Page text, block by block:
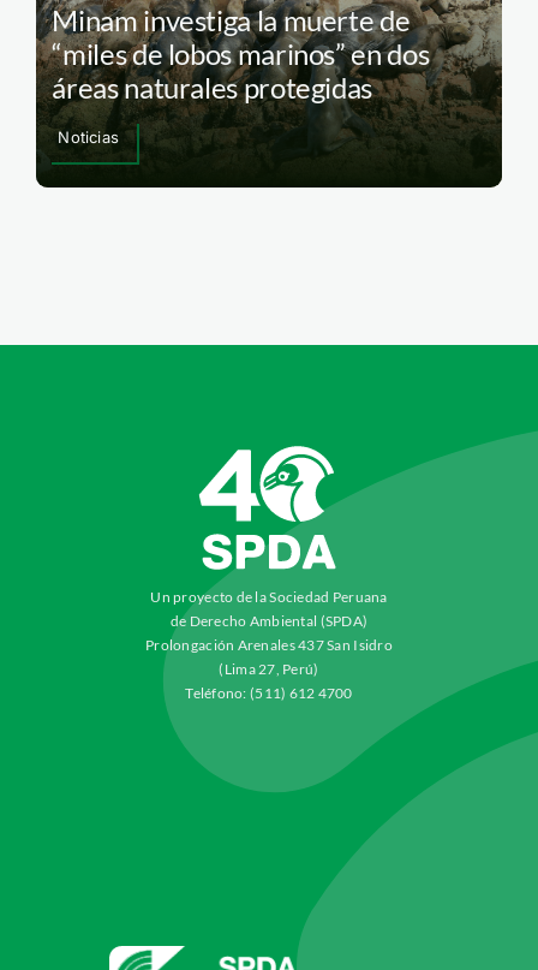
Minam investiga la muerte de
“miles de lobos marinos” en dos
áreas naturales protegidas
Noticias
Un proyecto de la Sociedad Peruana
de Derecho Ambiental (SPDA)
Prolongación Arenales 437 San Isidro
(Lima 27, Perú)
Teléfono: (511) 612 4700